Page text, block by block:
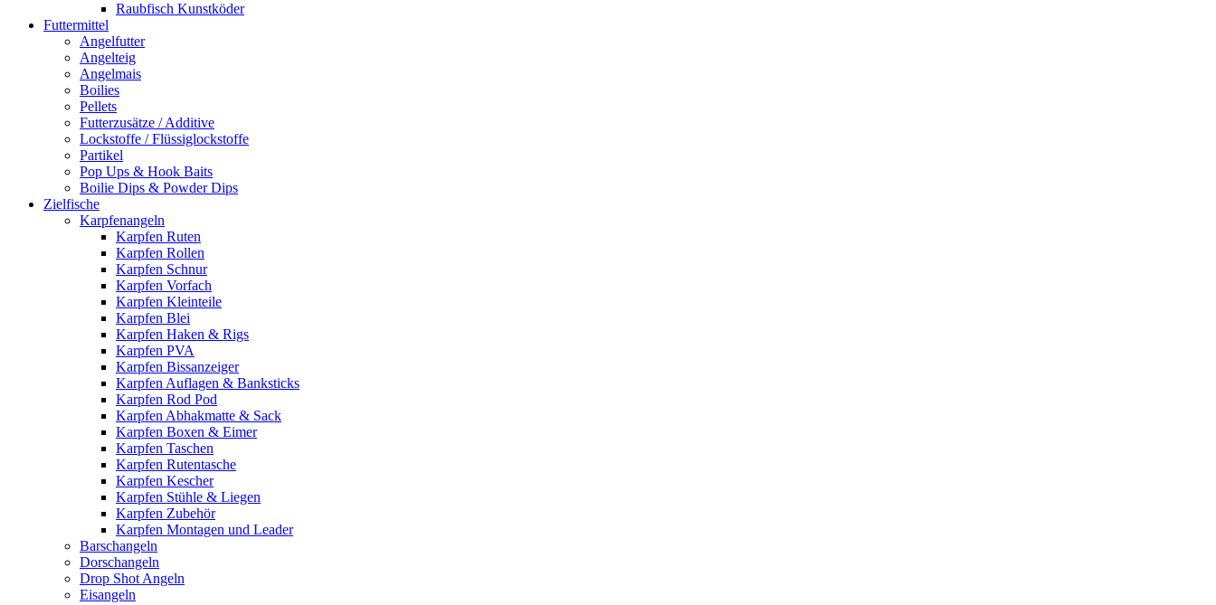
Raubfisch Kunstköder
Futtermittel
Angelfutter
Angelteig
Angelmais
Boilies
Pellets
Futterzusätze / Additive
Lockstoffe / Flüssiglockstoffe
Partikel
Pop Ups & Hook Baits
Boilie Dips & Powder Dips
Zielfische
Karpfenangeln
Karpfen Ruten
Karpfen Rollen
Karpfen Schnur
Karpfen Vorfach
Karpfen Kleinteile
Karpfen Blei
Karpfen Haken & Rigs
Karpfen PVA
Karpfen Bissanzeiger
Karpfen Auflagen & Banksticks
Karpfen Rod Pod
Karpfen Abhakmatte & Sack
Karpfen Boxen & Eimer
Karpfen Taschen
Karpfen Rutentasche
Karpfen Kescher
Karpfen Stühle & Liegen
Karpfen Zubehör
Karpfen Montagen und Leader
Barschangeln
Dorschangeln
Drop Shot Angeln
Eisangeln